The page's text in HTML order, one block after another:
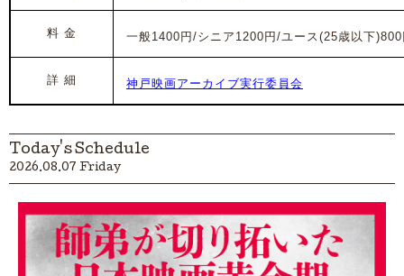
料 金 一般1400円/シニア1200円/ユース(25歳以下
詳 細 神戸映画アーカイブ実行委員会
Today's Schedule
2026.08.07 Friday